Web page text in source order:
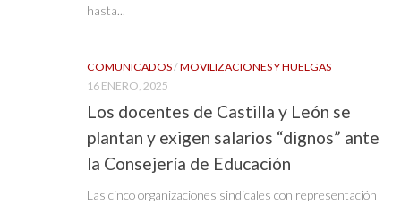
hasta...
COMUNICADOS/MOVILIZACIONES Y HUELGAS
16 ENERO, 2025
Los docentes de Castilla y León se
plantan y exigen salarios “dignos” ante
la Consejería de Educación
Las cinco organizaciones sindicales con representación